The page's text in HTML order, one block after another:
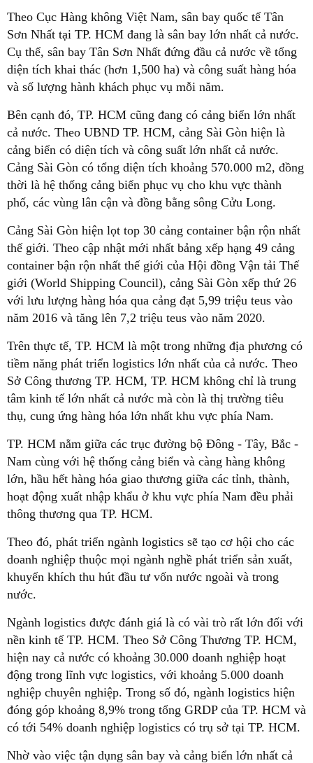
Theo Cục Hàng không Việt Nam, sân bay quốc tế Tân
Sơn Nhất tại TP. HCM đang là sân bay lớn nhất cả nước.
Cụ thể, sân bay Tân Sơn Nhất đứng đầu cả nước về tổng
diện tích khai thác (hơn 1,500 ha) và công suất hàng hóa
và số lượng hành khách phục vụ mỗi năm.
Bên cạnh đó, TP. HCM cũng đang có cảng biển lớn nhất
cả nước. Theo UBND TP. HCM, cảng Sài Gòn hiện là
cảng biển có diện tích và công suất lớn nhất cả nước.
Cảng Sài Gòn có tổng diện tích khoảng 570.000 m2, đồng
thời là hệ thống cảng biển phục vụ cho khu vực thành
phố, các vùng lân cận và đồng bằng sông Cửu Long.
Cảng Sài Gòn hiện lọt top 30 cảng container bận rộn nhất
thế giới. Theo cập nhật mới nhất bảng xếp hạng 49 cảng
container bận rộn nhất thế giới của Hội đồng Vận tải Thế
giới (World Shipping Council), cảng Sài Gòn xếp thứ 26
với lưu lượng hàng hóa qua cảng đạt 5,99 triệu teus vào
năm 2016 và tăng lên 7,2 triệu teus vào năm 2020.
Trên thực tế, TP. HCM là một trong những địa phương có
tiềm năng phát triển logistics lớn nhất của cả nước. Theo
Sở Công thương TP. HCM, TP. HCM không chỉ là trung
tâm kinh tế lớn nhất cả nước mà còn là thị trường tiêu
thụ, cung ứng hàng hóa lớn nhất khu vực phía Nam.
TP. HCM nằm giữa các trục đường bộ Đông - Tây, Bắc -
Nam cùng với hệ thống cảng biển và càng hàng không
lớn, hầu hết hàng hóa giao thương giữa các tỉnh, thành,
hoạt động xuất nhập khẩu ở khu vực phía Nam đều phải
thông thương qua TP. HCM.
Theo đó, phát triển ngành logistics sẽ tạo cơ hội cho các
doanh nghiệp thuộc mọi ngành nghề phát triển sản xuất,
khuyến khích thu hút đầu tư vốn nước ngoài và trong
nước.
Ngành logistics được đánh giá là có vài trò rất lớn đối với
nền kinh tế TP. HCM. Theo Sở Công Thương TP. HCM,
hiện nay cả nước có khoảng 30.000 doanh nghiệp hoạt
động trong lĩnh vực logistics, với khoảng 5.000 doanh
nghiệp chuyên nghiệp. Trong số đó, ngành logistics hiện
đóng góp khoảng 8,9% trong tổng GRDP của TP. HCM và
có tới 54% doanh nghiệp logistics có trụ sở tại TP. HCM.
Nhờ vào việc tận dụng sân bay và cảng biển lớn nhất cả